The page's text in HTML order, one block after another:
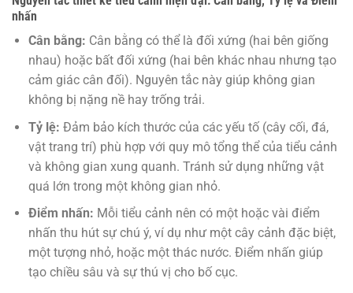
nhấn
Cân bằng: Cân bằng có thể là đối xứng (hai bên giống
nhau) hoặc bất đối xứng (hai bên khác nhau nhưng tạo
cảm giác cân đối). Nguyên tắc này giúp không gian
không bị nặng nề hay trống trải.
Tỷ lệ: Đảm bảo kích thước của các yếu tố (cây cối, đá,
vật trang trí) phù hợp với quy mô tổng thể của tiểu cảnh
và không gian xung quanh. Tránh sử dụng những vật
quá lớn trong một không gian nhỏ.
Điểm nhấn: Mỗi tiểu cảnh nên có một hoặc vài điểm
nhấn thu hút sự chú ý, ví dụ như một cây cảnh đặc biệt,
một tượng nhỏ, hoặc một thác nước. Điểm nhấn giúp
tạo chiều sâu và sự thú vị cho bố cục.